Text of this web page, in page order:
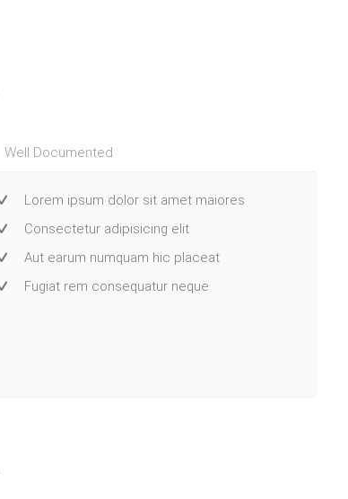
Well Documented
Lorem ipsum dolor sit amet maiores
Consectetur adipisicing elit
Aut earum numquam hic placeat
Fugiat rem consequatur neque